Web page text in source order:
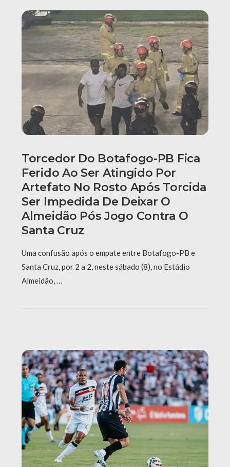
Torcedor Do Botafogo-PB Fica
Ferido Ao Ser Atingido Por
Artefato No Rosto Após Torcida
Ser Impedida De Deixar O
Almeidão Pós Jogo Contra O
Santa Cruz
Uma confusão após o empate entre Botafogo-PB e
Santa Cruz, por 2 a 2, neste sábado (8), no Estádio
Almeidão, …